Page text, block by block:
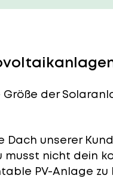
Größe der
unserer
musst nicht dein
PV-Anlage